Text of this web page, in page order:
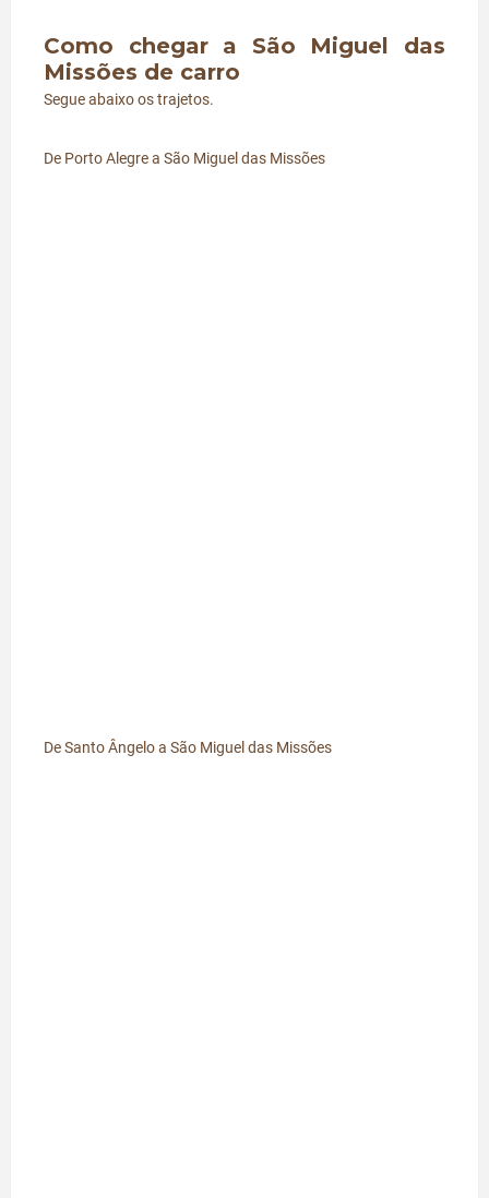
Como chegar a São Miguel das
Missões de carro
Segue abaixo os trajetos.
De Porto Alegre a São Miguel das Missões
De Santo Ângelo a São Miguel das Missões